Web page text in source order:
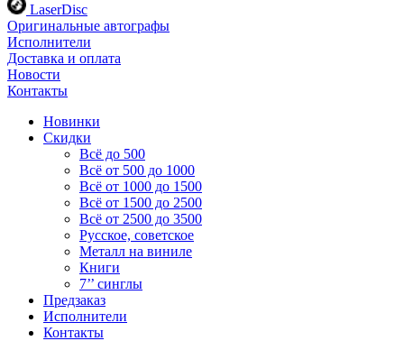
LaserDisc
Оригинальные автографы
Исполнители
Доставка и оплата
Новости
Контакты
Новинки
Скидки
Всё до 500
Всё от 500 до 1000
Всё от 1000 до 1500
Всё от 1500 до 2500
Всё от 2500 до 3500
Русское, советское
Металл на виниле
Книги
7’’ синглы
Предзаказ
Исполнители
Контакты